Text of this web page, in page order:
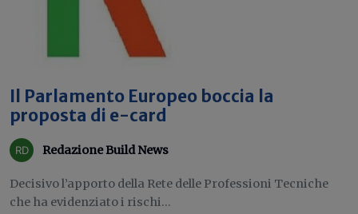
Il Parlamento Europeo boccia la
proposta di e-card
Redazione Build News
Decisivo l’apporto della Rete delle Professioni Tecniche
che ha evidenziato i rischi...